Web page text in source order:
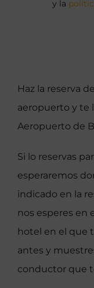
y la
Haz la reserva
aeropuerto y te
Aeropuerto de
Si lo reservas
esperaremos
indicado en la
nos esperes en
hotel en el que
antes y
conductor que